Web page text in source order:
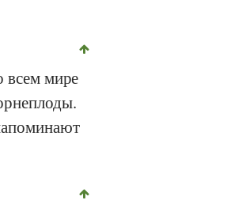
всем мире